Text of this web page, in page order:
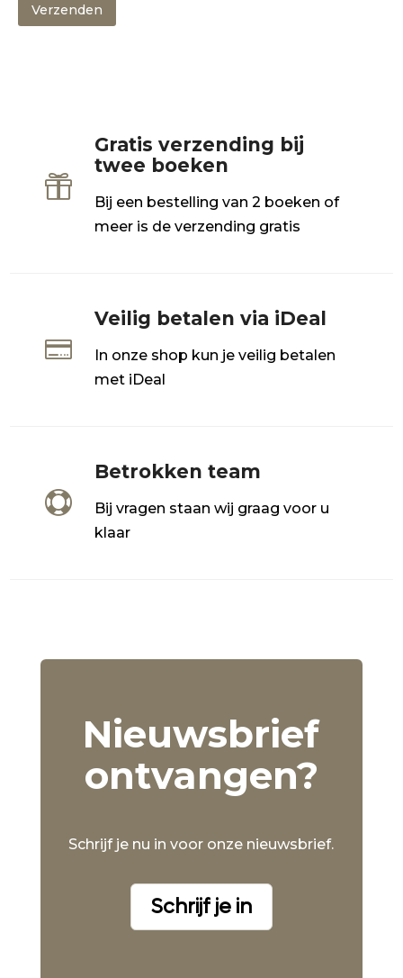
Verzenden

Gratis verzending bij
twee boeken
Bij een bestelling van 2 boeken of
meer is de verzending gratis

Veilig betalen via iDeal
In onze shop kun je veilig betalen
met iDeal

Betrokken team
Bij vragen staan wij graag voor u
klaar
Nieuwsbrief
ontvangen?
Schrijf je nu in voor onze nieuwsbrief.
Schrijf je in